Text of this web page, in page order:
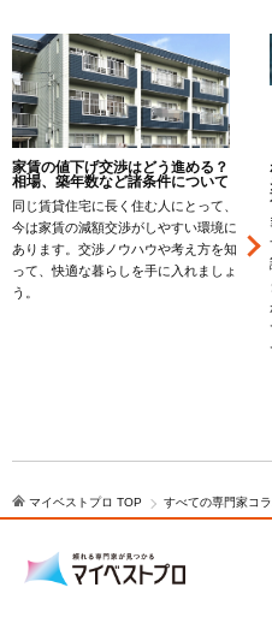
家賃の値下げ交渉はどう進める？
相場、築年数など諸条件について
同じ賃貸住宅に長く住む人にとって、
今は家賃の減額交渉がしやすい環境に
あります。交渉ノウハウや考え方を知
って、快適な暮らしを手に入れましょ
う。
マイベストプロ TOP すべての専門家コ